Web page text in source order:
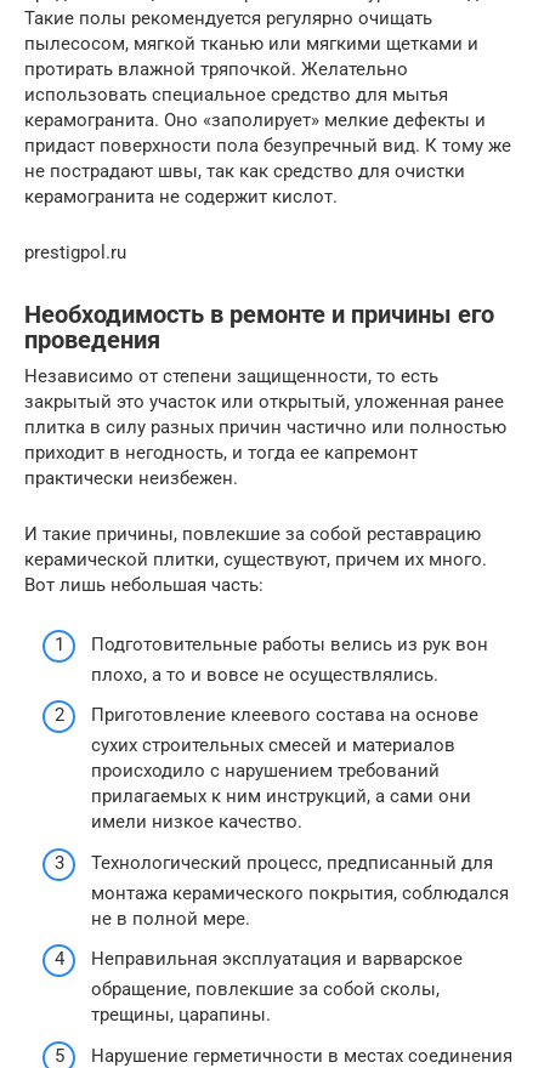
Такие полы рекомендуется регулярно очищать
пылесосом, мягкой тканью или мягкими щетками и
протирать влажной тряпочкой. Желательно
использовать специальное средство для мытья
керамогранита. Оно «заполирует» мелкие дефекты и
придаст поверхности пола безупречный вид. К тому же
не пострадают швы, так как средство для очистки
керамогранита не содержит кислот.
prestigpol.ru
Необходимость в ремонте и причины его
проведения
Независимо от степени защищенности, то есть
закрытый это участок или открытый, уложенная ранее
плитка в силу разных причин частично или полностью
приходит в негодность, и тогда ее капремонт
практически неизбежен.
И такие причины, повлекшие за собой реставрацию
керамической плитки, существуют, причем их много.
Вот лишь небольшая часть:
Подготовительные работы велись из рук вон
плохо, а то и вовсе не осуществлялись.
Приготовление клеевого состава на основе
сухих строительных смесей и материалов
происходило с нарушением требований
прилагаемых к ним инструкций, а сами они
имели низкое качество.
Технологический процесс, предписанный для
монтажа керамического покрытия, соблюдался
не в полной мере.
Неправильная эксплуатация и варварское
обращение, повлекшие за собой сколы,
трещины, царапины.
Нарушение герметичности в местах соединения